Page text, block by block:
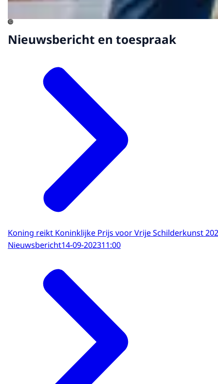
©
Nieuwsbericht en toespraak
Koning reikt Koninklijke Prijs voor Vrije Schilderkunst
Nieuwsbericht14-09-202311:00